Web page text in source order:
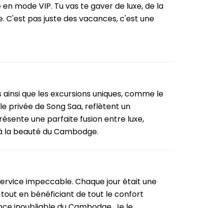
mode VIP. Tu vas te gaver de luxe, de la
C'est pas juste des vacances, c'est une
que les excursions uniques, comme le
privée de Song Saa, reflètent un
une parfaite fusion entre luxe,
beauté du Cambodge.
impeccable. Chaque jour était une
en bénéficiant de tout le confort